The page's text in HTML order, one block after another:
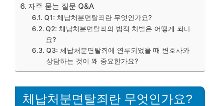
자주 묻는 질문 Q&A
Q1: 체납처분면탈죄란 무엇인가요?
Q2: 체납처분면탈죄의 법적 처벌은 어떻게 되나
요?
Q3: 체납처분면탈죄에 연루되었을 때 변호사와
상담하는 것이 왜 중요한가요?
체납처분면탈죄란 무엇인가요?